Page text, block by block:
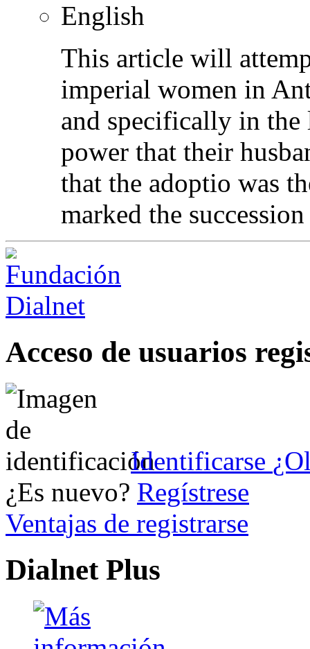
English
This article will
imperial women in
and specifically in
power that their
that the adoptio was
marked the
Acceso de usuarios
Identificarse
¿Es nuevo? Regístrese
Ventajas de registrarse
Dialnet Plus